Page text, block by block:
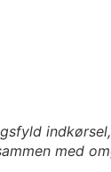
med